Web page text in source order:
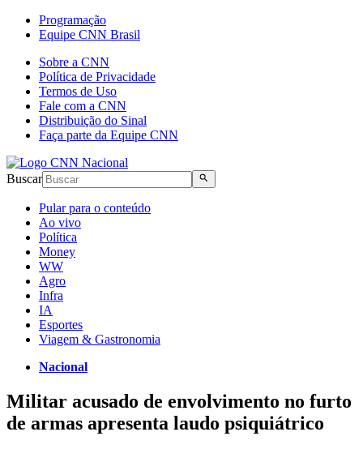
Programação
Equipe CNN Brasil
Sobre a CNN
Política de Privacidade
Termos de Uso
Fale com a CNN
Distribuição do Sinal
Faça parte da Equipe CNN
Buscar
Pular para o conteúdo
Ao vivo
Política
Money
WW
Agro
Infra
IA
Esportes
Viagem & Gastronomia
Nacional
Militar acusado de envolvimento no furto
de armas apresenta laudo psiquiátrico